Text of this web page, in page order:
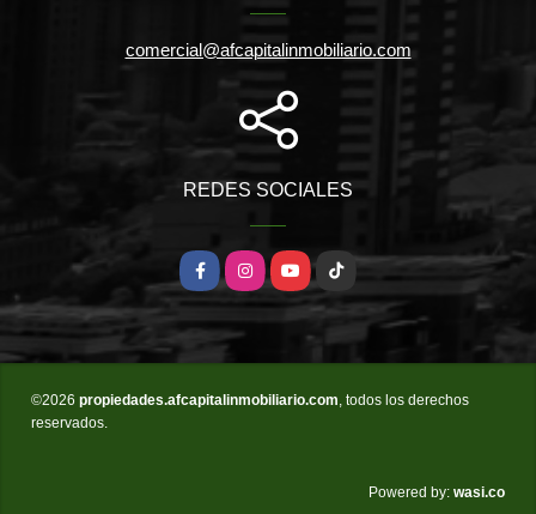
comercial@afcapitalinmobiliario.com
REDES SOCIALES
FacebookInstagramYouTubeTikTok
©2026 propiedades.afcapitalinmobiliario.com, todos los derechos
reservados.
Powered by: wasi.co